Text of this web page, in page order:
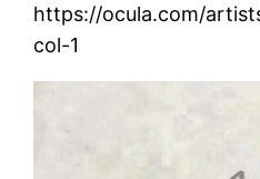
https://ocula.com/
col-1